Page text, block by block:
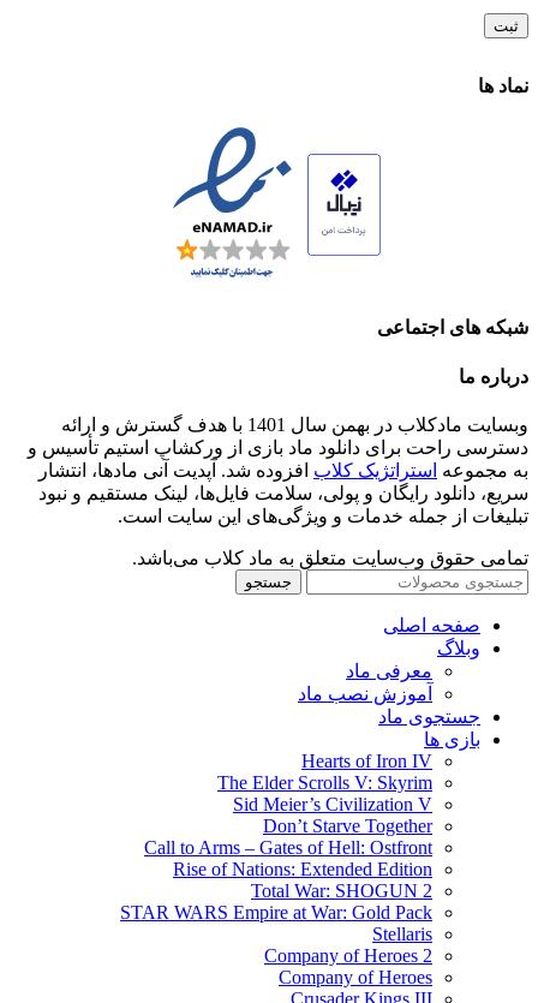
نماد ها
شبکه های اجتماعی
درباره ما
وبسایت مادکلاب در بهمن سال 1401 با هدف گسترش و ارائه
دسترسی راحت برای دانلود ماد بازی از ورکشاپ استیم تأسیس و
به مجموعه استراتژیک کلاب افزوده شد. آپدیت آنی مادها، انتشار
سریع، دانلود رایگان و پولی، سلامت فایل‌ها، لینک مستقیم و نبود
تبلیغات از جمله خدمات و ویژگی‌های این سایت است.
تمامی حقوق وب‌سایت متعلق به ماد کلاب می‌باشد.
جستجو
صفحه اصلی
وبلاگ
معرفی ماد
آموزش نصب ماد
جستجوی ماد
بازی ها
Hearts of Iron IV
The Elder Scrolls V: Skyrim
Sid Meier’s Civilization V
Don’t Starve Together
Call to Arms – Gates of Hell: Ostfront
Rise of Nations: Extended Edition
Total War: SHOGUN 2
STAR WARS Empire at War: Gold Pack
Stellaris
Company of Heroes 2
Company of Heroes
Crusader Kings III